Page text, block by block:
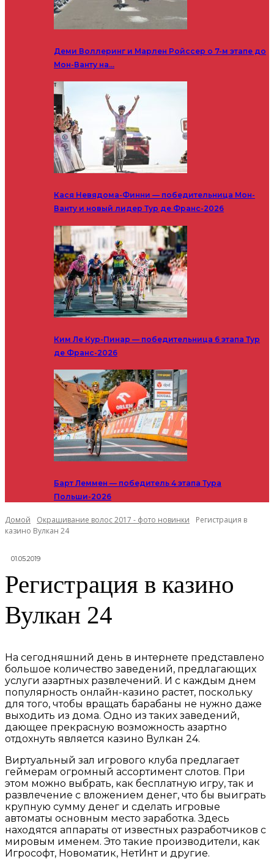
Деми Воллеринг и Марлен Ройссер о 7-м этапе до
Мон-Ванту на…
Кася Невядома-Финни — победительница Мон-
Ванту и новый лидер Тур де Франс-2026
Ким Ле Кур-Пинар — победительница 6 этапа Тур
де Франс-2026
Барт Леммен — победитель 4 этапа Тура
Польши-2026
Домой Окрашивание волос 2017 - фото новинки
Регистрация в
казино Вулкан 24
01.05.2019
Регистрация в казино
Вулкан 24
На сегодняшний день в интернете представлено
большое количество заведений, предлагающих
услуги азартных развлечений. И с каждым днем
популярность онлайн-казино растет, поскольку
для того, чтобы вращать барабаны не нужно даже
выходить из дома. Одно из таких заведений,
дающее прекрасную возможность азартно
отдохнуть является казино Вулкан 24.
Виртуальный зал игрового клуба предлагает
геймерам огромный ассортимент слотов. При
этом можно выбрать, как бесплатную игру, так и
развлечение с вложением денег, что бы выиграть
крупную сумму денег и сделать игровые
автоматы основным место заработка. Здесь
находятся аппараты от известных разработчиков с
мировым именем. Это такие производители, как
Игрософт, Новоматик, НетИнт и другие.